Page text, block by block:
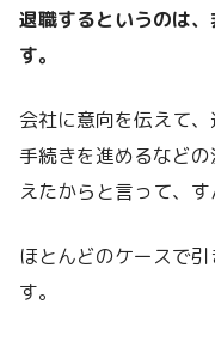
退職するというのは
す。
会社に意向を伝えて
手続きを進めるなど
えたからと言って、
ほとんどのケースで
す。